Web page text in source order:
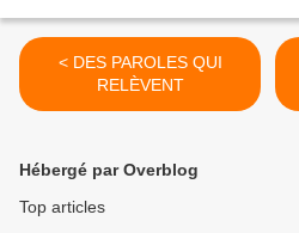
< DES PAROLES QUI
RELÈVENT
Hébergé par Overblog
Top articles